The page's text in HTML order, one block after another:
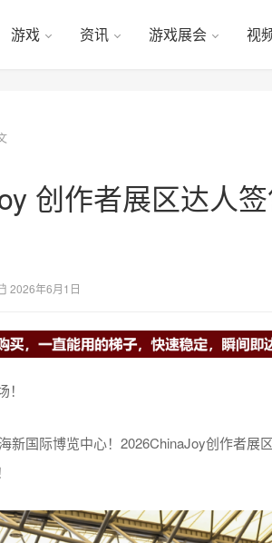
游戏 资讯 游戏展会 视
创作者展区达人
2026年6月1日
新国际博览中心！2026ChinaJoy创作者展